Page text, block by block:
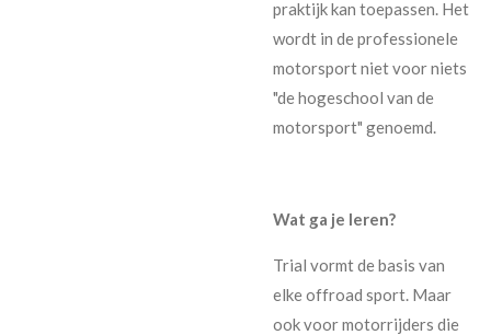
praktijk kan toepassen. Het
wordt in de professionele
motorsport niet voor niets
"de hogeschool van de
motorsport" genoemd.
Wat ga je leren?
Trial vormt de basis van
elke offroad sport. Maar
ook voor motorrijders die